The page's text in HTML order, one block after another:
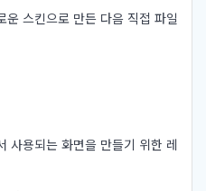
운 스킨으로 만든 다음 직접 파일
사용되는 화면을 만들기 위한 레